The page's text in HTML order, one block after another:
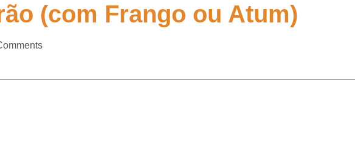
(com Frango ou Atum)